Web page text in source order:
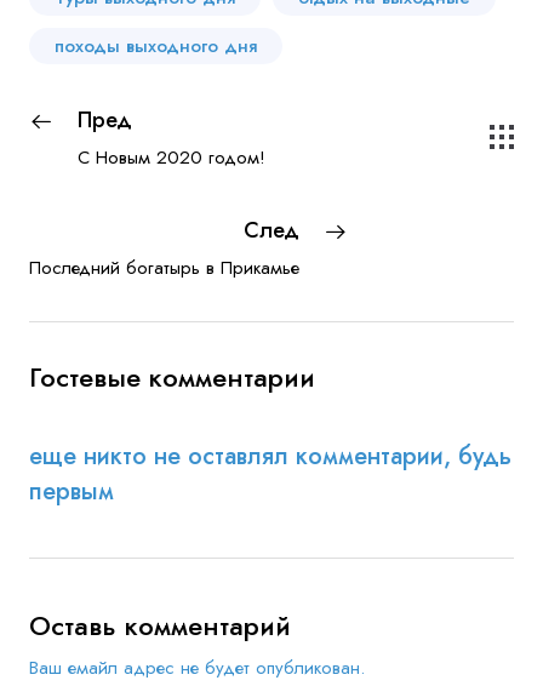
походы выходного дня
Пред
С Новым 2020 годом!
След
Последний богатырь в Прикамье
Гостевые комментарии
еще никто не оставлял комментарии, будь
первым
Оставь комментарий
Ваш емайл адрес не будет опубликован.